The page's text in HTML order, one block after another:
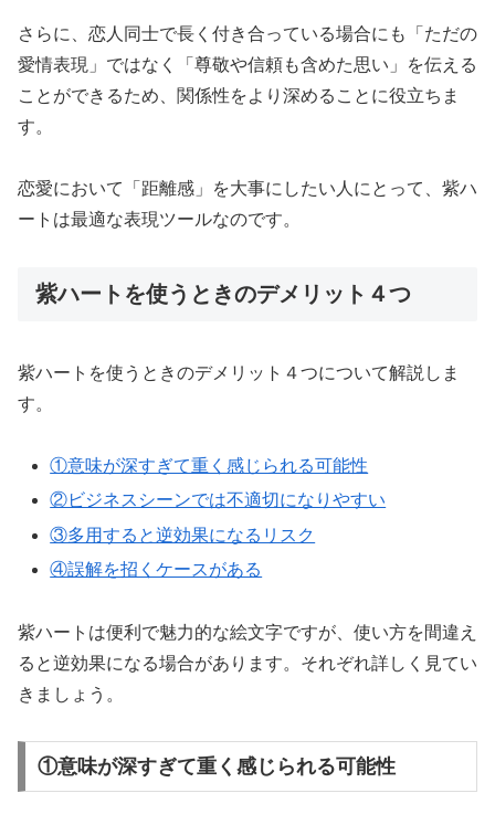
さらに、恋人同士で長く付き合っている場合にも「ただの
愛情表現」ではなく「尊敬や信頼も含めた思い」を伝える
ことができるため、関係性をより深めることに役立ちま
す。
恋愛において「距離感」を大事にしたい人にとって、紫ハ
ートは最適な表現ツールなのです。
紫ハートを使うときのデメリット４つ
紫ハートを使うときのデメリット４つについて解説しま
す。
①意味が深すぎて重く感じられる可能性
②ビジネスシーンでは不適切になりやすい
③多用すると逆効果になるリスク
④誤解を招くケースがある
紫ハートは便利で魅力的な絵文字ですが、使い方を間違え
ると逆効果になる場合があります。それぞれ詳しく見てい
きましょう。
①意味が深すぎて重く感じられる可能性